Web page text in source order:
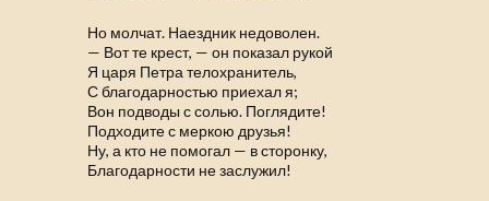
Но молчат. Наездник недоволен.
— Вот те крест, — он показал рукой
Я царя Петра телохранитель,
С благодарностью приехал я;
Вон подводы с солью. Поглядите!
Подходите с меркою друзья!
Ну, а кто не помогал — в сторонку,
Благодарности не заслужил!